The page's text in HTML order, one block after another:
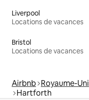
Liverpool
Locations de vacances
Bristol
Locations de vacances
Airbnb Royaume-Uni
Hartforth